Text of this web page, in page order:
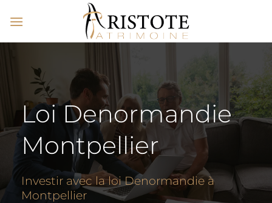
au
Loi Denormandie
Montpellier
Investir avec la loi Denormandie à
Montpellier